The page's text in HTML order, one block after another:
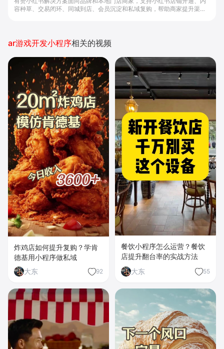
容种草、交易闭环、同城到店、会员沉淀和私域复购，帮助商家提升渠道
ar游戏开发小程序相关的视频
炸鸡店如何提升复购？学肯
德基用小程序做私域
大东
92
餐饮小程序怎么运营？餐饮
店提升翻台率的实战方法
大东
55